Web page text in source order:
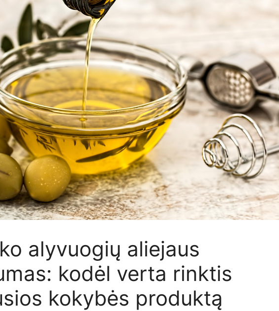
alyvuogių aliejaus
kodėl verta rinktis
kokybės produktą